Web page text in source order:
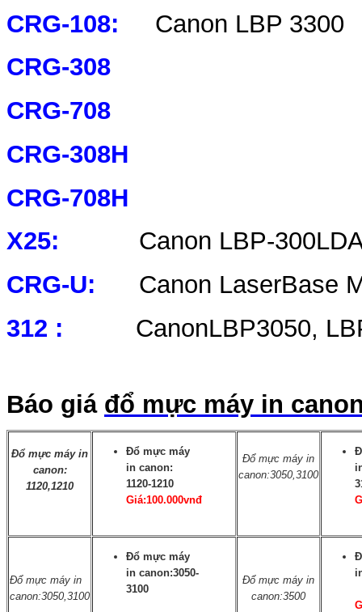
CRG-108:
Canon LBP 3300
CRG-308
CRG-708
CRG-308H
CRG-708H
X25:
Canon LBP-300LDA/
CRG-U:
Canon LaserBase
312 :
CanonLBP3050,
Báo giá đổ mực máy in
Đổ mực máy in
canon:
1120,1210
Đổ mực máy
in canon:
1120-1210
Giá:100.000vnđ
Đổ mực máy in
canon:3050,3100
Đổ mực máy in
canon:3050,3100
Đổ mực máy
in canon:3050-
3100
Đổ mực máy in
canon:3500